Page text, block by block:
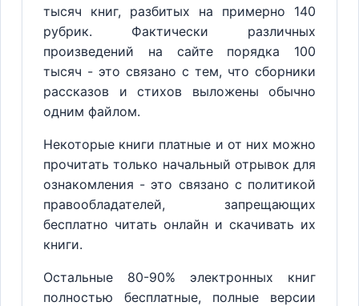
тысяч книг, разбитых на примерно 140
рубрик. Фактически различных
произведений на сайте порядка 100
тысяч - это связано с тем, что сборники
рассказов и стихов выложены обычно
одним файлом.
Некоторые книги платные и от них можно
прочитать только начальный отрывок для
ознакомления - это связано с политикой
правообладателей, запрещающих
бесплатно читать онлайн и скачивать их
книги.
Остальные 80-90% электронных книг
полностью бесплатные, полные версии